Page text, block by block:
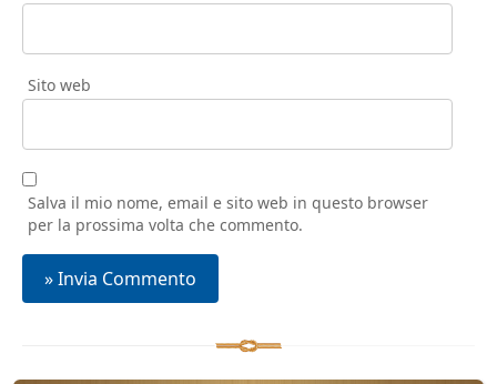
Sito web
Salva il mio nome, email e sito web in questo browser
per la prossima volta che commento.